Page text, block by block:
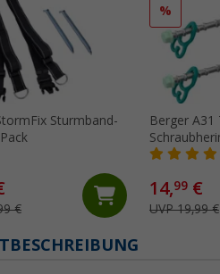
Sturmband-
€
%
Berger A31
Aluminium
14,99 €
UVP 19,99 €